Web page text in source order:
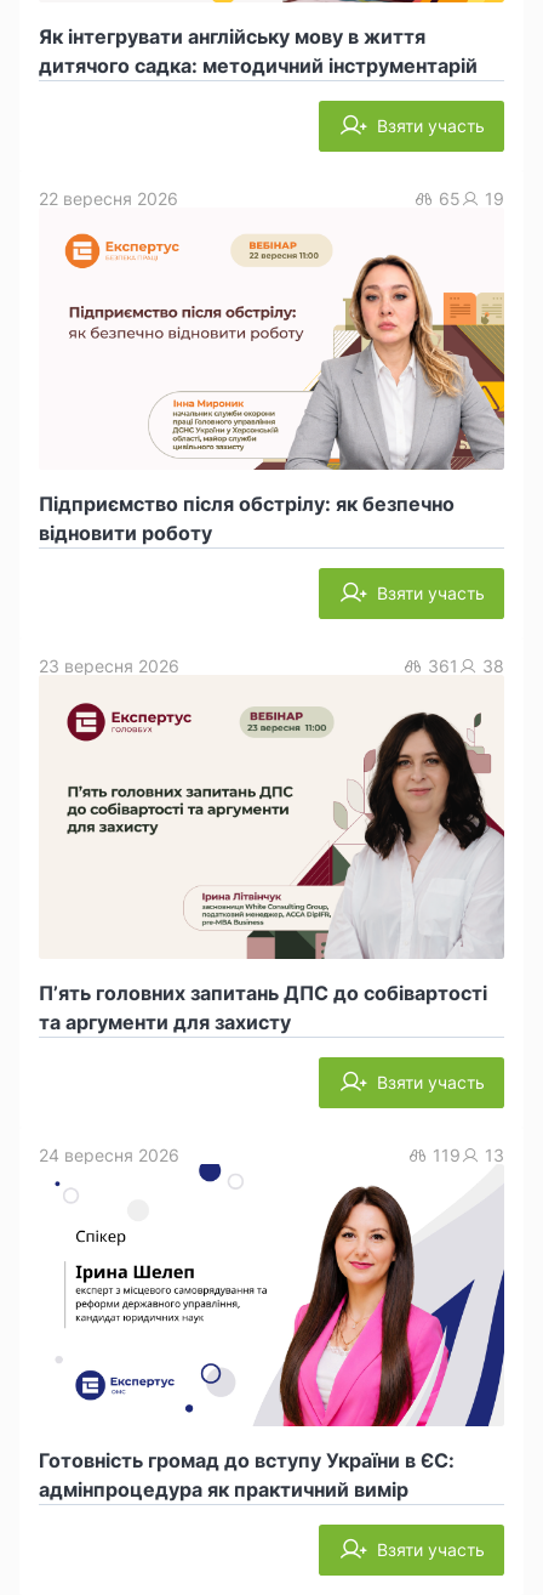
Як інтегрувати англійську мову в життя
дитячого садка: методичний інструментарій
Взяти участь
Підприємство після обстрілу: як безпечно
відновити роботу
22 вересня 2026 65 19
Взяти участь
П’ять головних запитань ДПС до собівартості
та аргументи для захисту
23 вересня 2026 361 38
Взяти участь
Готовність громад до вступу України в ЄС:
адмінпроцедура як практичний вимір
24 вересня 2026 119 13
Взяти участь